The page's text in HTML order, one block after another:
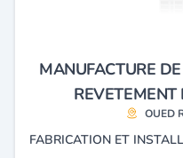
MANUFACTURE
OUED